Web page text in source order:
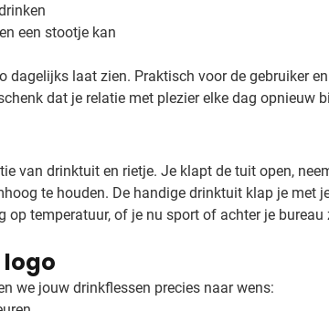
een stootje kan
dagelijks laat zien. Praktisch voor de gebruiker
dat je relatie met plezier elke dag opnieuw
van drinktuit en rietje. Je klapt de tuit open,
te houden. De handige drinktuit klap je met
temperatuur, of je nu sport of achter je bureau
logo
we jouw drinkflessen precies naar wens: